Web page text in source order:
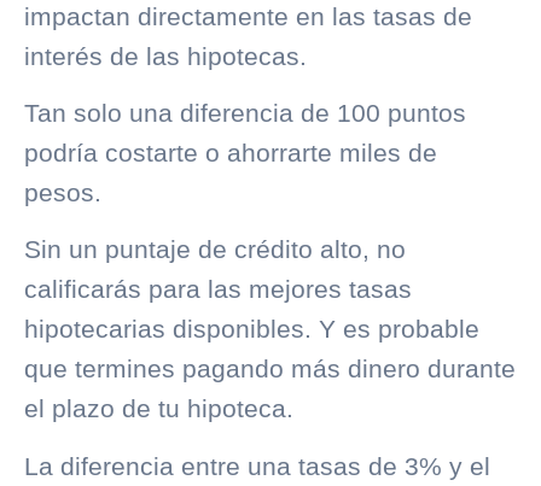
impactan directamente en las tasas de
interés de las hipotecas.
Tan solo una diferencia de 100 puntos
podría costarte o ahorrarte miles de
pesos.
Sin un puntaje de crédito alto, no
calificarás para las mejores tasas
hipotecarias disponibles. Y es probable
que termines pagando más dinero durante
el plazo de tu hipoteca.
La diferencia entre una tasas de 3% y el